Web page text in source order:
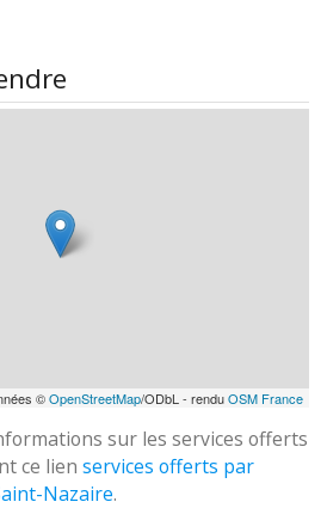
©OpenStreetMap/ODbL - renduOSM France
sur les services offerts
ce lien services offerts par
Nazaire.